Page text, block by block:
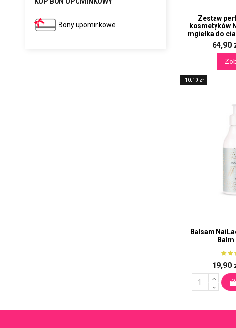
Zestaw
kosmetyków
mgiełka do
64,90
-10,10 zł
Balsam
Balm
19,90
Bony upominkowe